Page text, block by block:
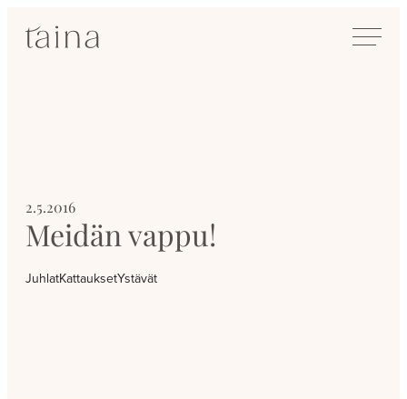
suoraan
SisustusTaina
2.5.2016
Meidän vappu!
JuhlatKattauksetYstävät